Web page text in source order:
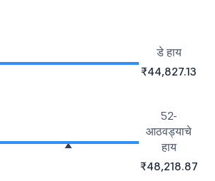
डे हाय
₹44,827.13
52-
आठवड्याचे
हाय
₹48,218.87